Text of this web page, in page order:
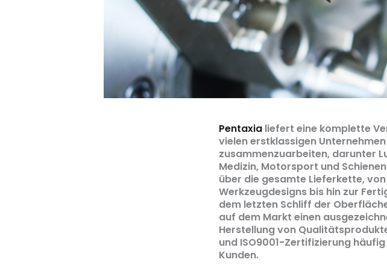
Pentaxialiefert eine komplette
vielen erstklassigen
zusammenzuarbeiten, darunter
Medizin, Motorsport und
über die gesamte Lieferkette,
Werkzeugdesigns bis hin zur
dem letzten Schliff der
auf dem Markt einen
Herstellung von
und ISO9001-Zertifizierung
Kunden.